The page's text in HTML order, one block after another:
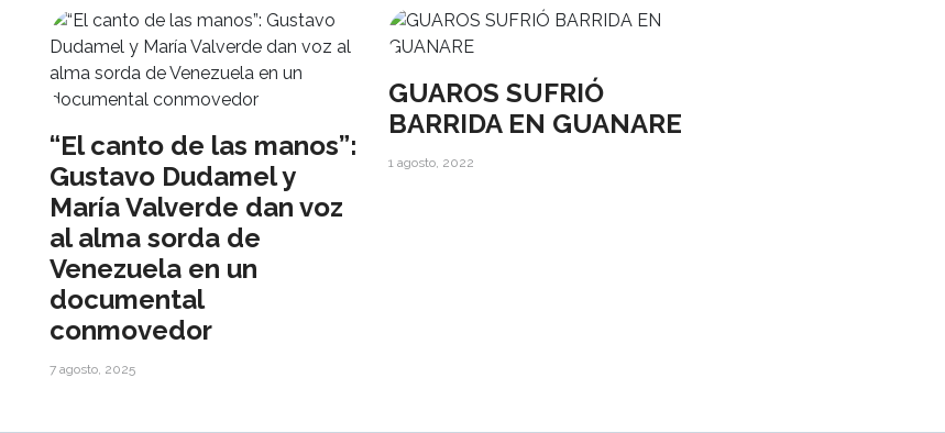
“El canto de las manos”:
Gustavo Dudamel y
María Valverde dan voz
al alma sorda de
Venezuela en un
documental
conmovedor
7 agosto, 2025
GUAROS SUFRIÓ
BARRIDA EN GUANARE
1 agosto, 2022